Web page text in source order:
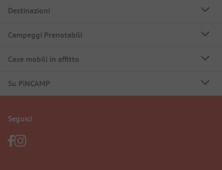
Destinazioni
Campeggi Prenotabili
Case mobili in affitto
Su PiNCAMP
Seguici